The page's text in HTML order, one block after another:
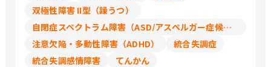
双極性障害 II型（躁うつ）
自閉症スペクトラム障害（ASD/アスペルガー症候群/広汎性発達障害）
注意欠陥・多動性障害（ADHD）
統合失調症
統合失調感情障害
てんかん